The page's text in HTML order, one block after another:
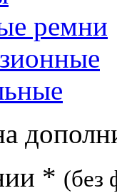
ремни
* (без